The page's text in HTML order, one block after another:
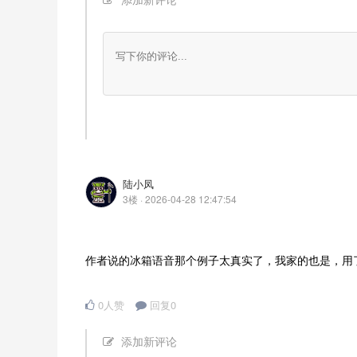
陆小凤
3楼 · 2026-04-28 12:47:54
作者说的冰箱语音那个例子太真实了，我家的也是，
0人赞 回复0
添加新评论